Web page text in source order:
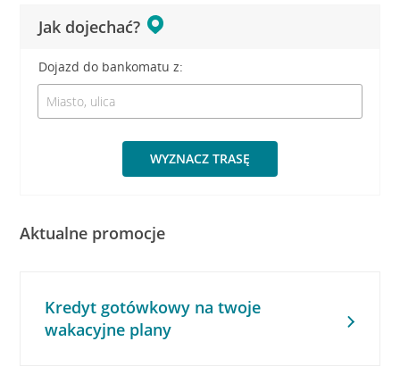
Jak dojechać?
Dojazd do bankomatu z:
WYZNACZ TRASĘ
Aktualne promocje
Kredyt gotówkowy na twoje
wakacyjne plany